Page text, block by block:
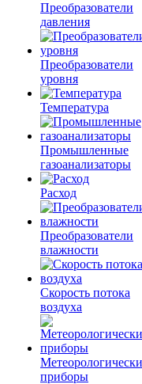
Преобразователи
давления
Преобразователи
уровня
Температура
Промышленные
газоанализаторы
Расход
Преобразователи
влажности
Скорость потока
воздуха
приборы